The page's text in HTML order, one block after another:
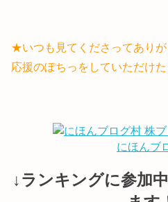
★いつも見てくださってありが
応援のぽちっをしていただけ
にほんブ
↓ランキングに参加